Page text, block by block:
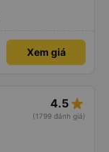
Xem giá
4.5 star_rate
(1799 đánh giá)